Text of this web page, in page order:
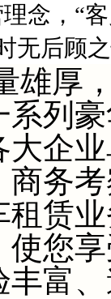
念，“
无后顾
厚
列
企
务
赁
您
丰富